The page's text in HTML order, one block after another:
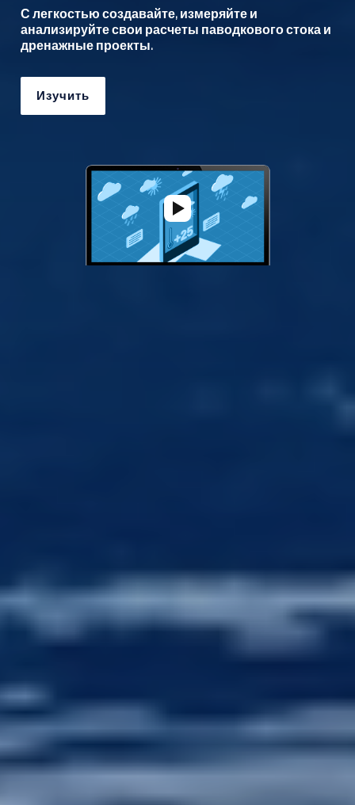
С легкостью создавайте, измеряйте и
анализируйте свои расчеты паводкового стока и
дренажные проекты.
Изучить